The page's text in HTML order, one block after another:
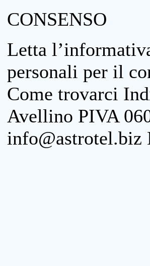
CONSENSO
Letta
personali per il
Come trovarci
Avellino PIVA
info@astrotel.biz